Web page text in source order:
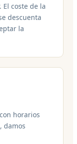
coste de la
descuenta
la
horarios
damos